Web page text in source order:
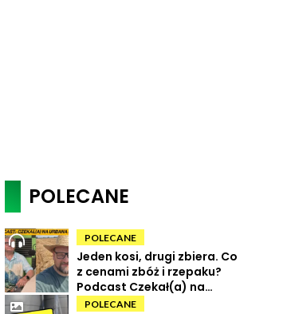
POLECANE
POLECANE
Jeden kosi, drugi zbiera. Co
z cenami zbóż i rzepaku?
Podcast Czekał(a) na
Urbana odc. 73
POLECANE